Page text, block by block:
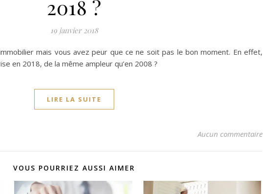
2018 ?
19 janvier 2018
mais vous avez peur que ce ne soit pas le bon moment. En effet,
en 2018, de la même ampleur qu’en 2008 ?
LIRE LA SUITE
Aucun commentaire
VOUS POURRIEZ AUSSI AIMER